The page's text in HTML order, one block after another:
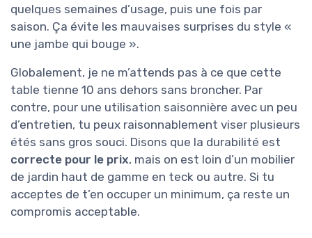
quelques semaines d’usage, puis une fois par
saison. Ça évite les mauvaises surprises du style «
une jambe qui bouge ».
Globalement, je ne m’attends pas à ce que cette
table tienne 10 ans dehors sans broncher. Par
contre, pour une utilisation saisonnière avec un peu
d’entretien, tu peux raisonnablement viser plusieurs
étés sans gros souci. Disons que la durabilité est
correcte pour le prix, mais on est loin d’un mobilier
de jardin haut de gamme en teck ou autre. Si tu
acceptes de t’en occuper un minimum, ça reste un
compromis acceptable.